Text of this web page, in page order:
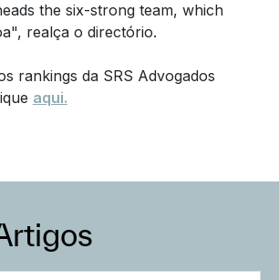
the six-strong team, which
realça o directório.
rankings da SRS Advogados
aqui.